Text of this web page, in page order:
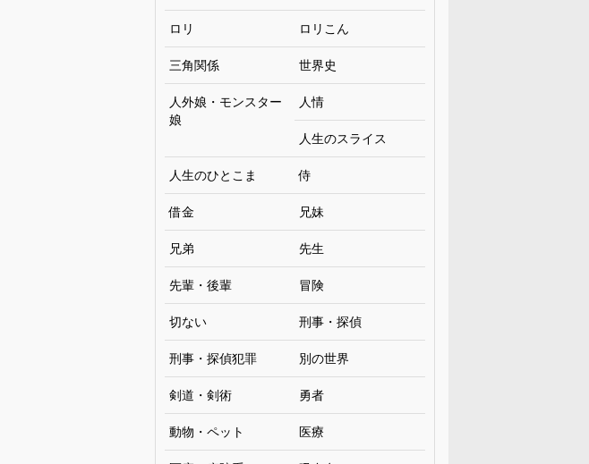
ロリ ロリこん
三角関係 世界史
人外娘・モンスター
娘
人情
人生のスライス
人生のひとこま 侍
借金 兄妹
兄弟 先生
先輩・後輩 冒険
切ない 刑事・探偵
刑事・探偵犯罪 別の世界
剣道・剣術 勇者
動物・ペット 医療